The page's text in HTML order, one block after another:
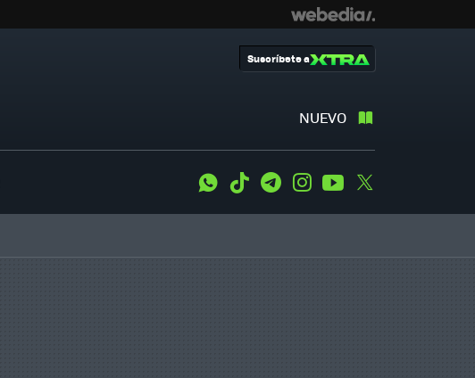
NUEVO
Suscríbete a
WhatsApp
Tiktok TelegramInstagramYoutube